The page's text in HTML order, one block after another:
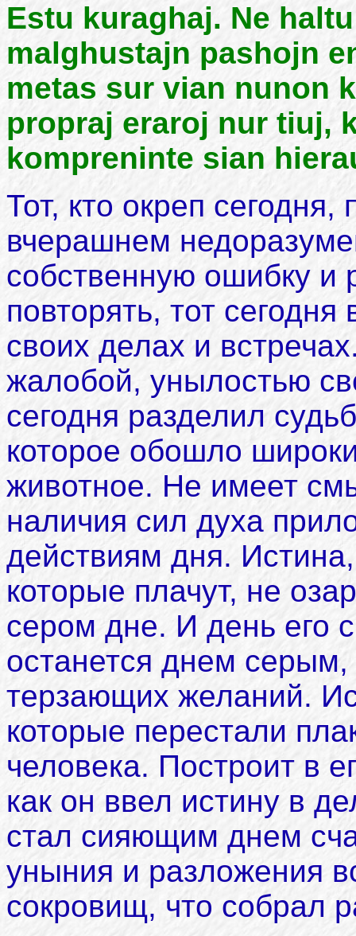
Estu kuraghaj. Ne
malghustajn pashojn
metas sur vian nunon
propraj eraroj nur tiuj,
kompreninte sian
Тот, кто окреп
вчерашнем
собственную ошибку и
повторять, тот
своих делах и
жалобой, унылостью
сегодня разделил
которое обошло
животное. Не имеет
наличия сил духа
действиям дня.
которые плачут, не
сером дне. И день его
останется днем
терзающих желаний.
которые перестали
человека. Построит в
как он ввел истину в
стал сияющим днем
уныния и разложения
сокровищ, что собрал